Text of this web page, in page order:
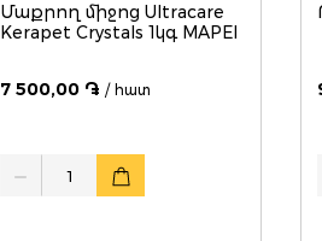
Մաքրող միջոց Ultracare
Kerapet Crystals 1կգ MAPEI
7 500,00 ֏ / հատ